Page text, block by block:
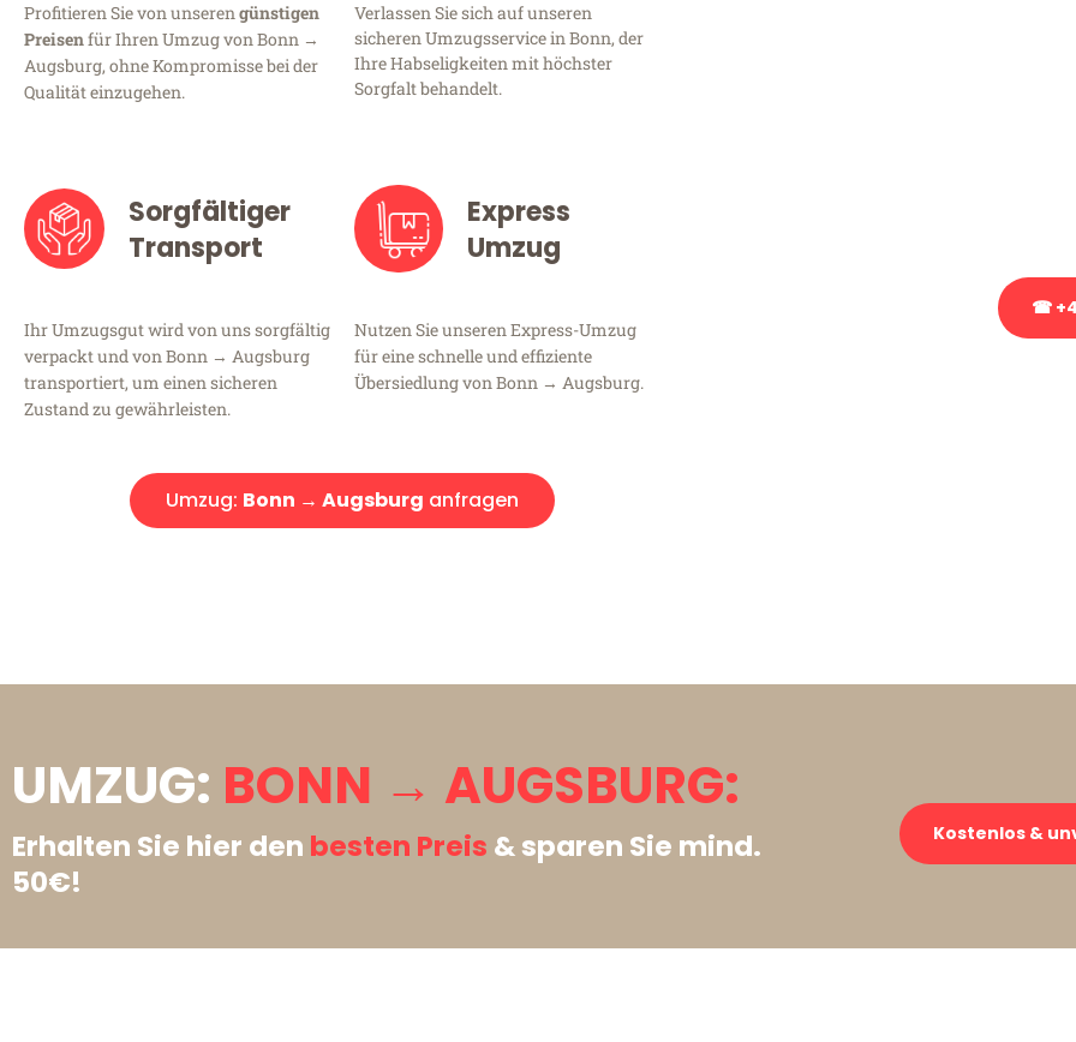
Profitieren Sie von unserengünstigen
Preisenfür Ihren Umzug von Bonn →
Augsburg, ohne Kompromisse bei der
Qualität einzugehen.
Verlassen Sie sich auf unseren
sicheren Umzugsservice in Bonn, der
Ihre Habseligkeiten mit höchster
Sorgfalt behandelt.
Sorgfältiger
Transport
Ihr Umzugsgut wird von uns sorgfältig
verpackt und von Bonn → Augsburg
transportiert, um einen sicheren
Zustand zu gewährleisten.
Express
Umzug
Nutzen Sie unseren Express-Umzug
für eine schnelle und effiziente
Übersiedlung von Bonn → Augsburg.
Umzug: Bonn → Augsburg anfragen
☎
UMZUG: BONN → AUGSBURG:
Erhalten Sie hier den besten Preis & sparen Sie mind.
50€!
Kostenlos &